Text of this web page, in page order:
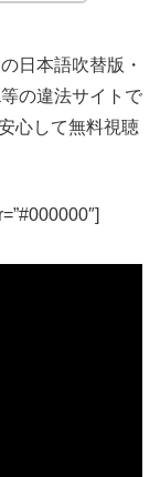
日本語吹替版・
の違法サイトで
心して無料視聴